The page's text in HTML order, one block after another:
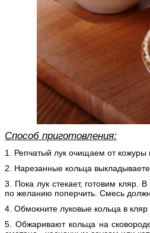
Способ приготовления:
1. Репчатый лук очищаем от
2. Нарезанные кольца
3. Пока лук стекает, готовим кляр.
по желанию поперчить. Смесь
4. Обмокните луковые кольца в кляр
5. Обжаривают кольца на